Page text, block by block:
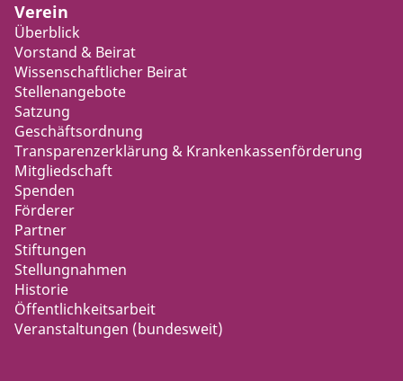
Verein
Überblick
Vorstand & Beirat
Wissenschaftlicher Beirat
Stellenangebote
Satzung
Geschäftsordnung
Transparenzerklärung & Krankenkassenförderung
Mitgliedschaft
Spenden
Förderer
Partner
Stiftungen
Stellungnahmen
Historie
Öffentlichkeitsarbeit
Veranstaltungen (bundesweit)